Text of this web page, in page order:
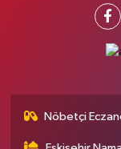
Nöbetçi